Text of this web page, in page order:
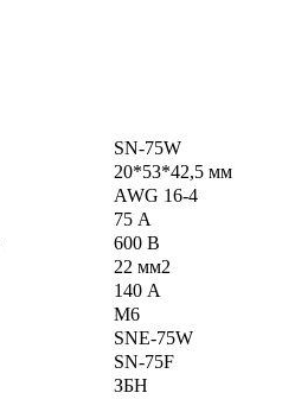
SN-75W
20*53*42,5 мм
AWG 16-4
75 А
600 В
22 мм2
140 А
M6
SNE-75W
SN-75F
ЗБН